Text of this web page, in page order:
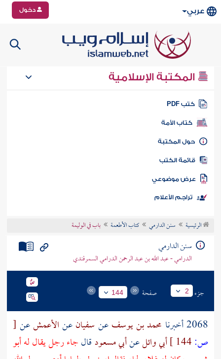
عربي دخول
المكتبة الإسلامية
كتب PDF
كتاب الأمة
المكتبة
الكتب
موضوعي
تراجم الأعلام
الرئيسية سنن الدارمي كتاب الأطعمة باب في الوليمة
سنن الدارمي
الدرامي - عبد الله بن عبد الرحمن الدرامي السمرقندي
جزء 2 صفحة 144
2068 أخبرنا محمد بن يوسفعن سفيانعنالأعمشعن [
ص:
أبي وائلعنأبي مسعودقالجاء رجل يقال لهأبو